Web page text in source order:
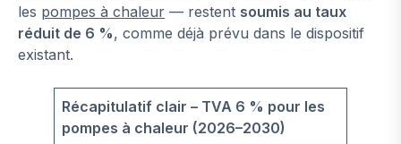
les pompes à chaleur — restent soumis au taux
réduit de 6 %, comme déjà prévu dans le dispositif
existant.
Récapitulatif clair – TVA 6 % pour les
pompes à chaleur (2026–2030)